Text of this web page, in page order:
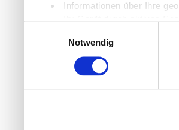
Informationen über Ihre
Ihr Gerät durch aktives
Wir verwenden Cookies, um
die Zugriffe auf unsere Website
Notwendig